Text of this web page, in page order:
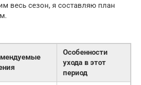
весь сезон, я составляю план
Особенности
ухода в этот
период